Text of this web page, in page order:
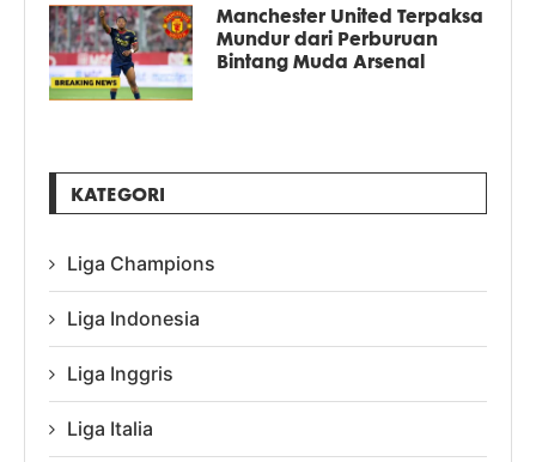
Manchester United Terpaksa
Mundur dari Perburuan
Bintang Muda Arsenal
KATEGORI
Liga Champions
Liga Indonesia
Liga Inggris
Liga Italia